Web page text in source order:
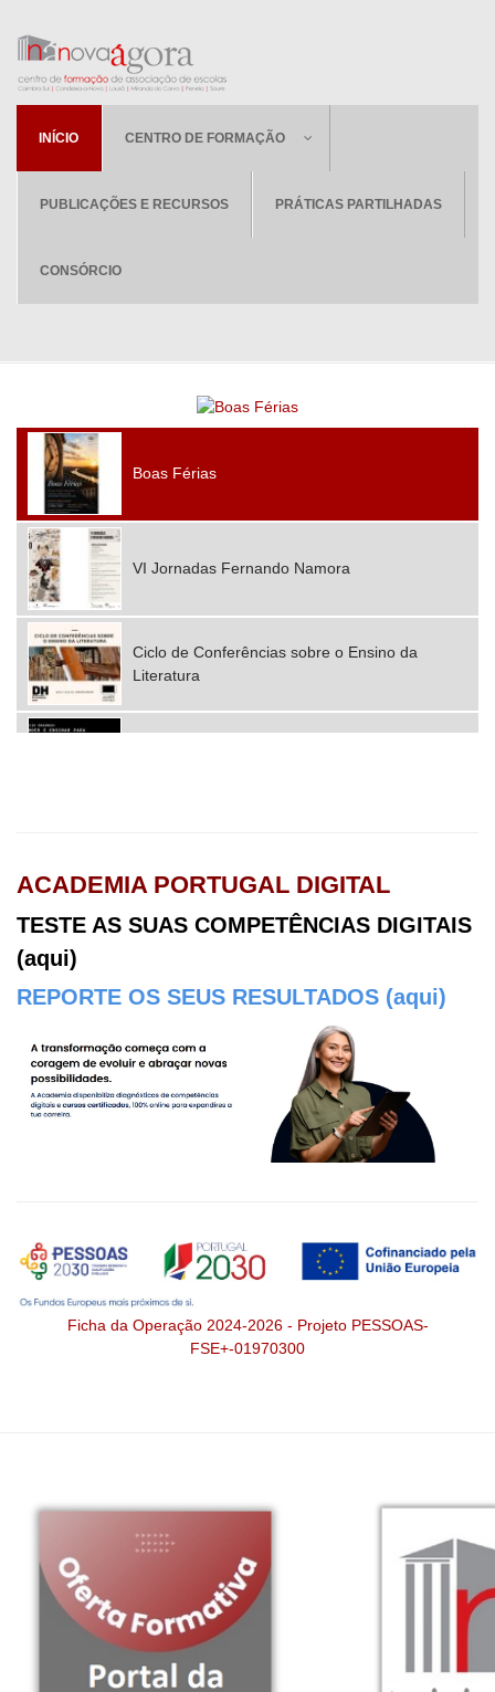
INÍCIO CENTRO DE FORMAÇÃO
PUBLICAÇÕES E RECURSOS PRÁTICAS PARTILHADAS
CONSÓRCIO
Boas Férias
VI Jornadas Fernando Namora
Ciclo de Conferências sobre o Ensino da
Literatura
ACADEMIA PORTUGAL DIGITAL
TESTE AS SUAS COMPETÊNCIAS DIGITAIS
(aqui)
REPORTE OS SEUS RESULTADOS (aqui)
Ficha da Operação 2024-2026 - Projeto PESSOAS-
FSE+-01970300